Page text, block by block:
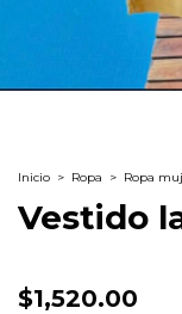
Inicio > Ropa > Ropa
Vestido
$1,520.00